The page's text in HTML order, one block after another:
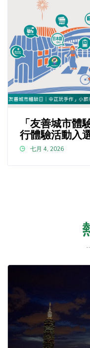
「友善城市體
行體驗活動入
七月 4, 2026